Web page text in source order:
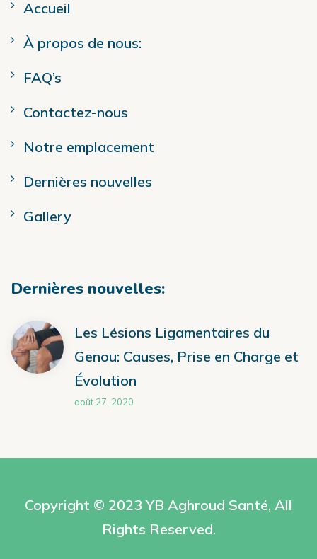
Accueil
À propos de nous:
FAQ’s
Contactez-nous
Notre emplacement
Dernières nouvelles
Gallery
Dernières nouvelles:
Les Lésions Ligamentaires du
Genou: Causes, Prise en Charge et
Évolution
août 27, 2020
Copyright © 2023 YB Aghroud Santé, All
Rights Reserved.